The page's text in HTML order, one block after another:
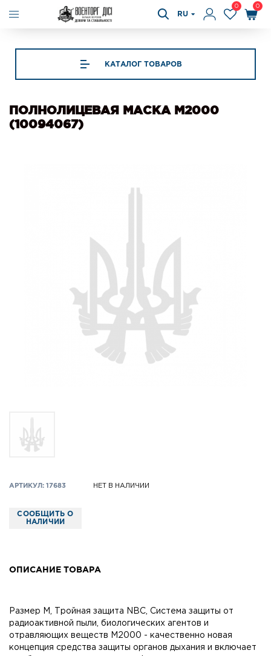
RU
0 0
КАТАЛОГ ТОВАРОВ
ПОЛНОЛИЦЕВАЯ МАСКА M2000
(10094067)
АРТИКУЛ: 17683 НЕТ В НАЛИЧИИ
СООБЩИТЬ О
НАЛИЧИИ
ОПИСАНИЕ ТОВАРА
Размер M, Тройная защита NBC, Система защиты от
радиоактивной пыли, биологических агентов и
отравляющих веществ М2000 - качественно новая
концепция средства защиты органов дыхания и включает